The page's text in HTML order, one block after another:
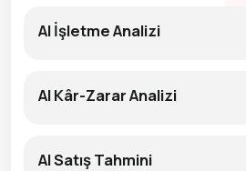
AI İşletme Analizi
AI Kâr-Zarar Analizi
AI Satış Tahmini